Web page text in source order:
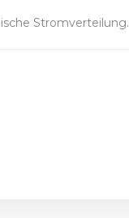
Stromverteilung.